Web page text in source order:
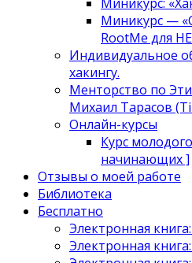
Миникурс:
Миникурс —
RootMe для
Индивидуальное
хакингу.
Менторство по
Михаил Тарасов
Онлайн-курсы
Курс
начинающих ]
Отзывы о моей работе
Библиотека
Бесплатно
Электронная
Электронная